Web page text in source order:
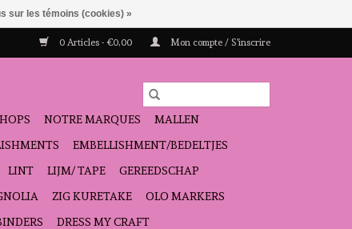
0 Articles - €0,00 Mon compte / S'inscrire
NOTRE MARQUES
MALLEN
EMBELLISHMENT/BEDELTJES
LINT LIJM/ TAPE
GEREEDSCHAP
ZIG KURETAKE
OLO MARKERS
DRESS MY CRAFT
sur les témoins (cookies) »